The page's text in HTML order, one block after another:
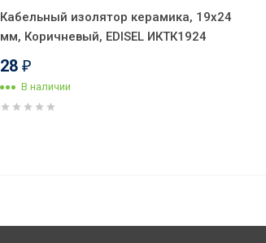
Кабельный изолятор керамика, 19х24
мм, Коричневый, EDISEL ИКТК1924
28 ₽
В наличии